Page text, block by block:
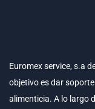
Euromex service, s.a
objetivo es dar
alimenticia. A lo largo